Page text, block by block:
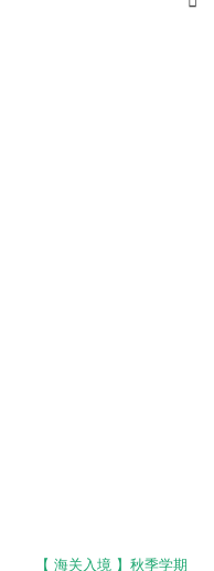
【 海关入境 】秋季学期